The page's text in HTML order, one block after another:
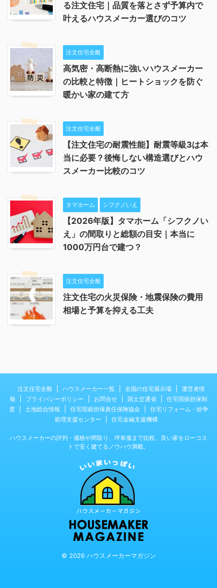
る注文住宅｜品質を落とさず予算内で
叶えるハウスメーカー選びのコツ
注文住宅全般
高気密・高断熱に強いハウスメーカー
の比較と特徴｜ヒートショックを防ぐ
暖かい家の建て方
注文住宅全般
【注文住宅の耐震性能】耐震等級3は本
当に必要？後悔しない構造選びとハウ
スメーカー比較のコツ
タマホーム シフクノいえ
【2026年版】タマホーム「シフクノい
え」の間取りと総額の目安｜本当に
1000万円台で建つ？
注文住宅全般
注文住宅の火災保険・地震保険の費用
相場と予算を抑える工夫
注文住宅全般 ハウスメーカー一覧 全国の住宅展示場
運営者情
報
プライバシーポリシー お問合せ 国土交通省
住宅瑕疵担保制
度
土地総合情報 住宅瑕疵担保責任保険協会
住宅リフォーム・紛争
処理支援センター
住宅金融支援機構
ハウスメーカーの評判・価格や間取り、坪単価まで比較。良い家をローコス
トで安く建てるノウハウ満載。
© 2026 ハウスメーカーマガジン